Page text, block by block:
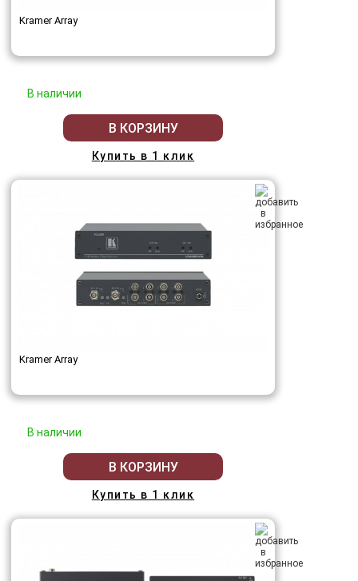
Kramer Array
В наличии
В КОРЗИНУ
Купить в 1 клик
Kramer Array
В наличии
В КОРЗИНУ
Купить в 1 клик